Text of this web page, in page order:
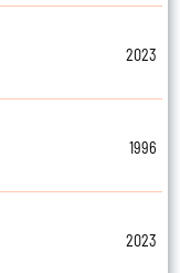
2023
1996
2023